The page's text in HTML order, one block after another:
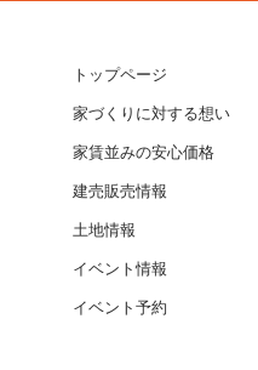
トップページ
家づくりに対する想い
家賃並みの安心価格
建売販売情報
土地情報
イベント情報
イベント予約